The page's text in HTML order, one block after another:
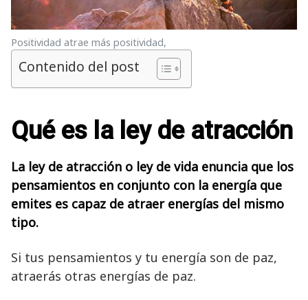
Positividad atrae más positividad,
Contenido del post
Qué es la ley de atracción
La ley de atracción o ley de vida enuncia que los
pensamientos en conjunto con la energía que
emites es capaz de atraer energías del mismo
tipo.
Si tus pensamientos y tu energía son de paz,
atraerás otras energías de paz.